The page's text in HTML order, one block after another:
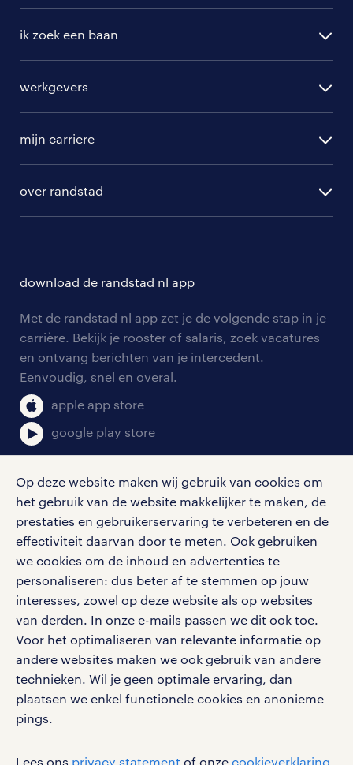
Op deze website maken wij gebruik van cookies om
het gebruik van de website makkelijker te maken, de
prestaties en gebruikerservaring te verbeteren en de
effectiviteit daarvan door te meten. Ook gebruiken
we cookies om de inhoud en advertenties te
personaliseren: dus beter af te stemmen op jouw
interesses, zowel op deze website als op websites
van derden. In onze e-mails passen we dit ook toe.
Voor het optimaliseren van relevante informatie op
andere websites maken we ook gebruik van andere
technieken. Wil je geen optimale ervaring, dan
plaatsen we enkel functionele cookies en anonieme
pings.
Lees ons privacy statement of onze cookieverklaring
ik zoek een baan
randstad professional
randstad digital
werkgevers
hr-diensten
branches
tarieven
personeel gezocht
aanmelden nieuwsbrief
mijn carriere
blogs en artikelen
salarischecker
bruto-netto calculator
over randstad
onze vestigingen
pers
klachten en misstanden
download de randstad nl app
Met de randstad nl app zet je de volgende stap in je
carrière. Bekijk je rooster of salaris, zoek vacatures
en ontvang berichten van je intercedent.
Eenvoudig, snel en overal.
apple app store
google play store
social media
Volg ons voor de leukste content omtrent
vacatures, solliciteren en inspiratie.
werken bij randstad
gebruikersvoorwaarden
privacystatement
cookies